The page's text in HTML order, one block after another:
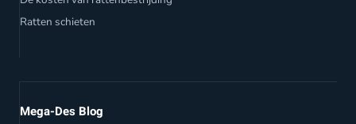
Ratten schieten
Mega-Des Blog